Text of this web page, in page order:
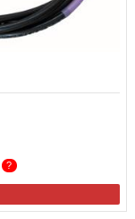
?